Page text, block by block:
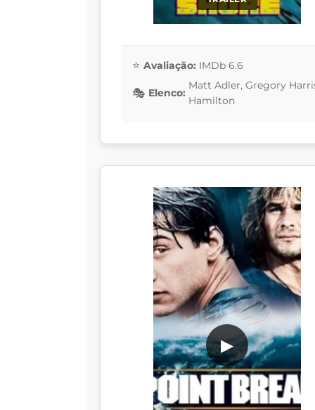
Avaliação: IMDb 6.6
Elenco:
Matt Adler, Gregory
Hamilton
▶